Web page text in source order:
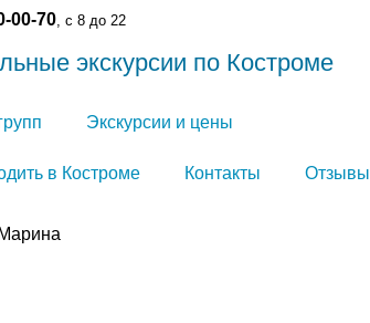
00-70, с 8 до 22
экскурсии по Костроме
Экскурсии и цены
в Костроме Контакты Отзывы